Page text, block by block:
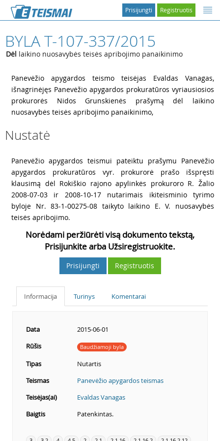
Registruotis
Prisijungti
BYLA T-107-337/2015
Dėl laikino nuosavybės teisės apribojimo panaikinimo
Panevėžio apygardos teismo teisėjas Evaldas Vanagas,
išnagrinėjęs Panevėžio apygardos prokuratūros vyriausiosios
prokurorės Nidos Grunskienės prašymą dėl laikino
nuosavybės teisės apribojimo panaikinimo,
Nustatė
Panevėžio apygardos teismui pateiktu prašymu Panevėžio
apygardos prokuratūros vyr. prokurorė prašo išspręsti
klausimą dėl Rokiškio rajono apylinkės prokuroro R. Žalio
2008-07-03 ir 2008-10-17 nutarimais ikiteisminio tyrimo
byloje Nr. 83-1-00275-08 taikyto laikino E. V. nuosavybės
teisės apribojimo.
Norėdami peržiūrėti visą dokumento tekstą,
Prisijunkite arba Užsiregistruokite.
Prisijungti Registruotis
Informacija Turinys Komentarai
Data
2015-06-01
Rūšis
Baudžiamoji byla
Tipas
Nutartis
Teismas
Panevėžio apygardos teismas
Teisėjas(ai)
Evaldas Vanagas
Baigtis
Patenkintas.